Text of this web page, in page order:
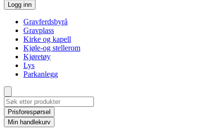
Logg inn
Gravferdsbyrå
Gravplass
Kirke og kapell
Kjøle-og stellerom
Kjøretøy
Lys
Parkanlegg
Prisforespørsel
Min handlekurv